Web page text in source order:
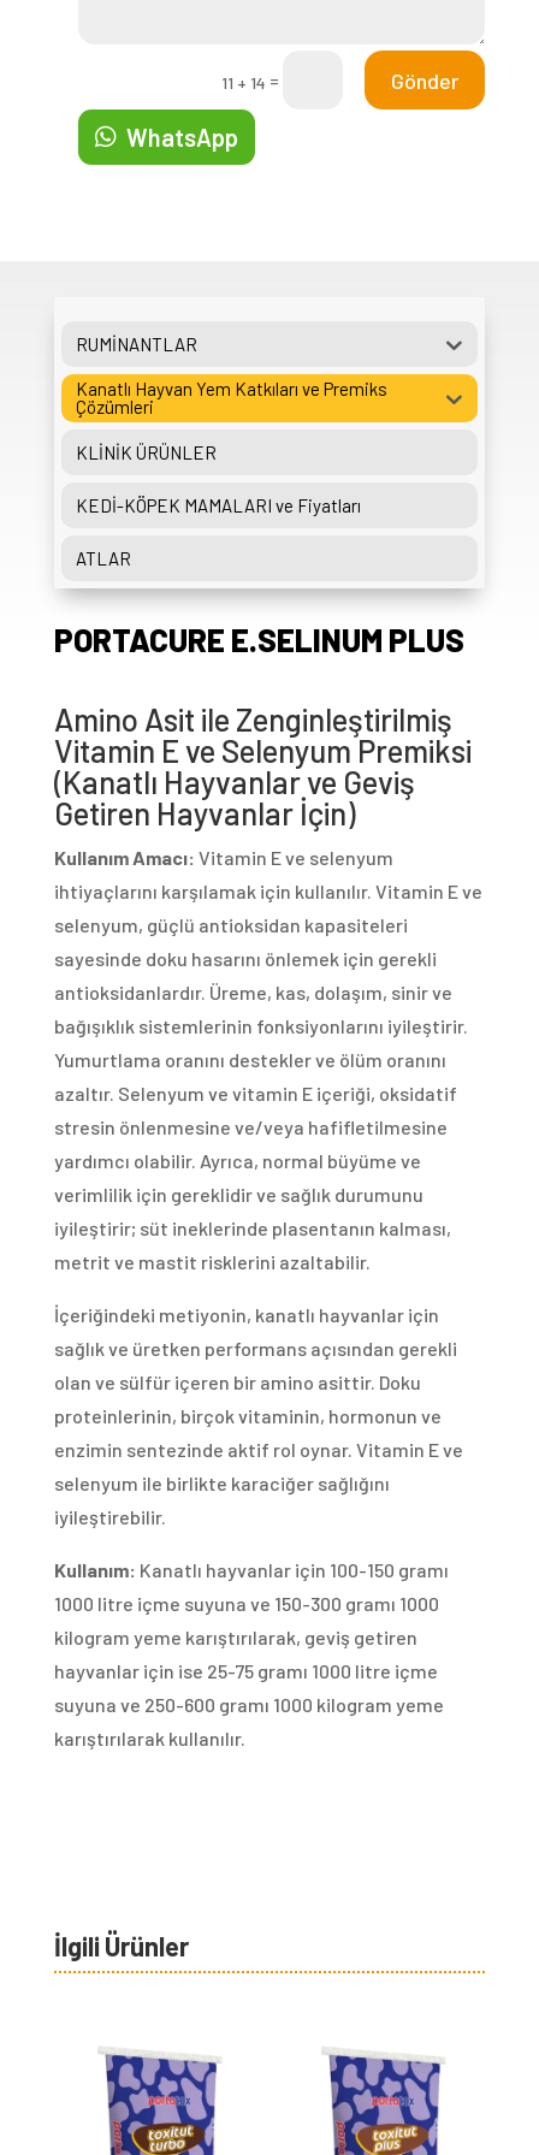
11 + 14 = Gönder
WhatsApp
RUMİNANTLAR
Kanatlı Hayvan Yem Katkıları ve Premiks
Çözümleri
KLİNİK ÜRÜNLER
KEDİ-KÖPEK MAMALARI ve Fiyatları
ATLAR
PORTACURE E.SELINUM PLUS
Amino Asit ile Zenginleştirilmiş
Vitamin E ve Selenyum Premiksi
(Kanatlı Hayvanlar ve Geviş
Getiren Hayvanlar İçin)
Kullanım Amacı: Vitamin E ve selenyum
ihtiyaçlarını karşılamak için kullanılır. Vitamin E ve
selenyum, güçlü antioksidan kapasiteleri
sayesinde doku hasarını önlemek için gerekli
antioksidanlardır. Üreme, kas, dolaşım, sinir ve
bağışıklık sistemlerinin fonksiyonlarını iyileştirir.
Yumurtlama oranını destekler ve ölüm oranını
azaltır. Selenyum ve vitamin E içeriği, oksidatif
stresin önlenmesine ve/veya hafifletilmesine
yardımcı olabilir. Ayrıca, normal büyüme ve
verimlilik için gereklidir ve sağlık durumunu
iyileştirir; süt ineklerinde plasentanın kalması,
metrit ve mastit risklerini azaltabilir.
İçeriğindeki metiyonin, kanatlı hayvanlar için
sağlık ve üretken performans açısından gerekli
olan ve sülfür içeren bir amino asittir. Doku
proteinlerinin, birçok vitaminin, hormonun ve
enzimin sentezinde aktif rol oynar. Vitamin E ve
selenyum ile birlikte karaciğer sağlığını
iyileştirebilir.
Kullanım: Kanatlı hayvanlar için 100-150 gramı
1000 litre içme suyuna ve 150-300 gramı 1000
kilogram yeme karıştırılarak, geviş getiren
hayvanlar için ise 25-75 gramı 1000 litre içme
suyuna ve 250-600 gramı 1000 kilogram yeme
karıştırılarak kullanılır.
İlgili Ürünler